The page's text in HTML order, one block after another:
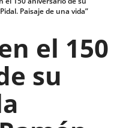
Paisaje de una vida”
el 150
su